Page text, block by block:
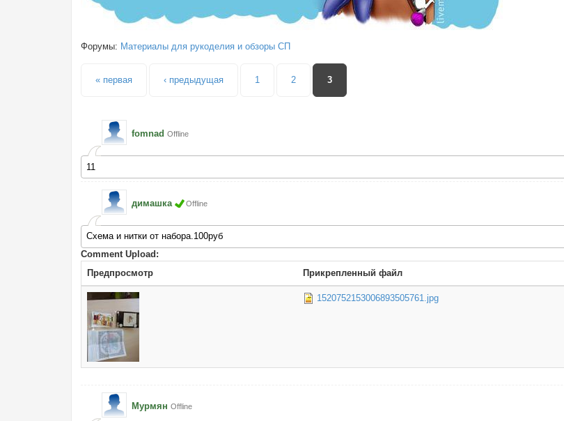
Форумы: Материалы для рукоделия и обзоры СП
Страницы
« первая ‹ предыдущая 1 2 3
fomnad Offline
11
димашка Offline
Схема и нитки от набора.100руб
Comment Upload:
Предпросмотр
Прикрепленный файл
1520752153006893505761.jpg
Мурмян Offline